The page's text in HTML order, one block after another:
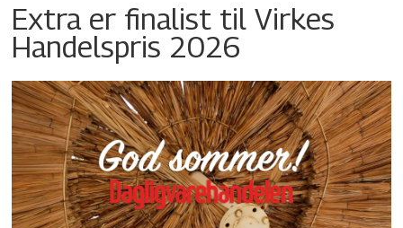
Extra er finalist til Virkes
Handelspris 2026